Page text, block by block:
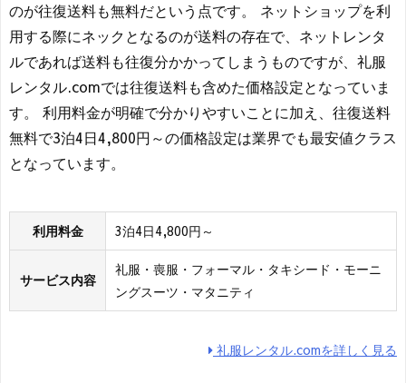
のが往復送料も無料だという点です。 ネットショップを利
用する際にネックとなるのが送料の存在で、ネットレンタ
ルであれば送料も往復分かかってしまうものですが、礼服
レンタル.comでは往復送料も含めた価格設定となっていま
す。 利用料金が明確で分かりやすいことに加え、往復送料
無料で3泊4日4,800円～の価格設定は業界でも最安値クラス
となっています。
利用料金 3泊4日4,800円～
サービス内容
礼服・喪服・フォーマル・タキシード・モーニ
ングスーツ・マタニティ
礼服レンタル.comを詳しく見る